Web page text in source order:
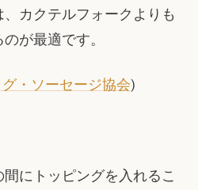
カクテルフォークよりも
が最適です。
・ソーセージ協会)
にトッピングを入れるこ